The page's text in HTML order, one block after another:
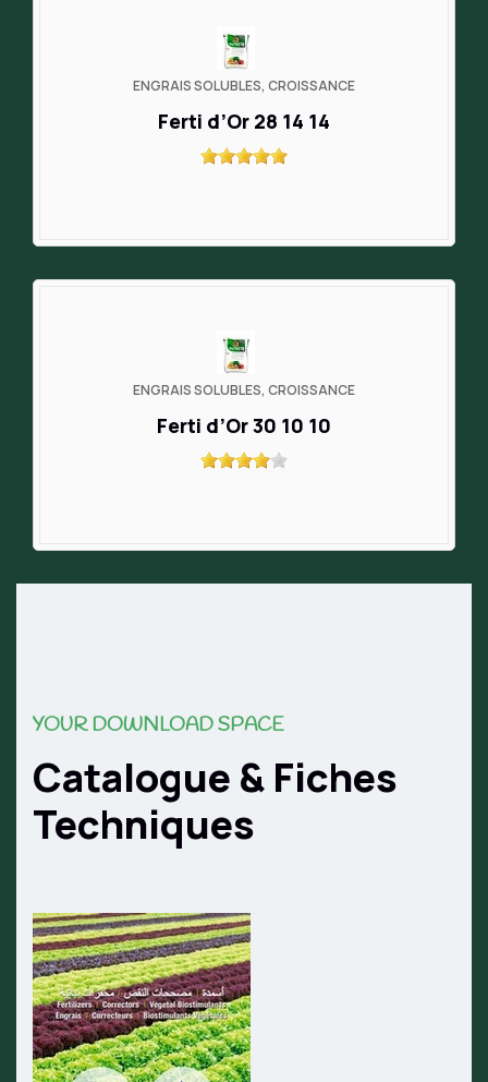
ENGRAIS SOLUBLES, CROISSANCE
Ferti d’Or 28 14 14
ENGRAIS SOLUBLES, CROISSANCE
Ferti d’Or 30 10 10
YOUR DOWNLOAD SPACE
Catalogue & Fiches
Techniques